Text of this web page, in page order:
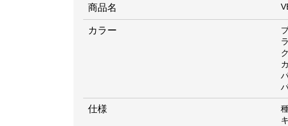
商品名
カラー
仕様